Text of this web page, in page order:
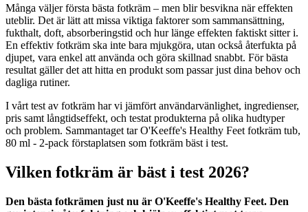
Många väljer första bästa fotkräm – men blir besvikna när effekten
uteblir. Det är lätt att missa viktiga faktorer som sammansättning,
fukthalt, doft, absorberingstid och hur länge effekten faktiskt sitter i.
En effektiv fotkräm ska inte bara mjukgöra, utan också återfukta på
djupet, vara enkel att använda och göra skillnad snabbt. För bästa
resultat gäller det att hitta en produkt som passar just dina behov och
dagliga rutiner.
I vårt test av fotkräm har vi jämfört användarvänlighet, ingredienser,
pris samt långtidseffekt, och testat produkterna på olika hudtyper
och problem. Sammantaget tar O'Keeffe's Healthy Feet fotkräm tub,
80 ml - 2-pack förstaplatsen som fotkräm bäst i test.
Vilken fotkräm är bäst i test 2026?
Den bästa fotkrämen just nu är O'Keeffe's Healthy Feet. Den